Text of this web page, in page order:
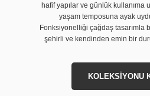
hafif yapılar ve günlük kullanıma
yaşam temposuna ayak
Fonksiyonelliği çağdaş tasarımla
şehirli ve kendinden emin bir
KOLEKSİYONU